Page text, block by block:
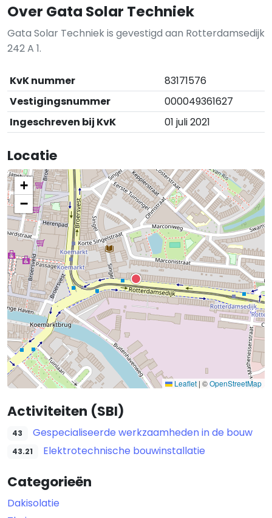
Over Gata Solar Techniek
Gata Solar Techniek is gevestigd aan Rotterdamsedijk
242 A 1.
KvK nummer
83171576
Vestigingsnummer
000049361627
Ingeschreven bij KvK
01 juli 2021
Locatie
+
−
Leaflet | ©OpenStreetMap
Activiteiten (SBI)
43 Gespecialiseerde werkzaamheden in de bouw
43.21 Elektrotechnische bouwinstallatie
Categorieën
Dakisolatie